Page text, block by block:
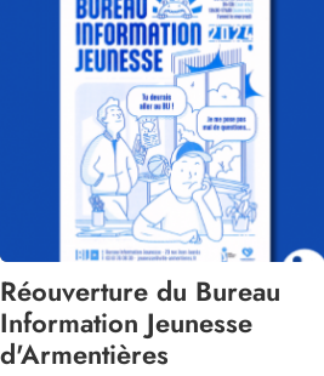
Réouverture du Bureau
Information Jeunesse
d'Armentières